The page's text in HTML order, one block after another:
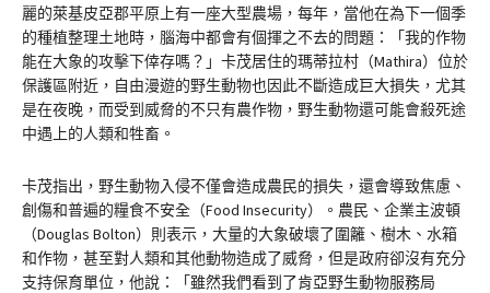
麗的萊基皮亞郡平原上有一座大型農場，每年，當他在為下一個季
的種植整理土地時，腦海中都會有個揮之不去的問題：「我的作物​​
能在大象的攻擊下倖存嗎？」卡茂居住的瑪蒂拉村（Mathira）位於
保護區附近，自由漫遊的野生動物也因此不斷造成巨大損失，尤其
是在夜晚，而受到威脅的不只有農作物，野生動物還可能會殺死途
中遇上的人類和牲畜。
卡茂指出，野生動物入侵不僅會造成農民的損失，還會導致焦慮、
創傷和普遍的糧食不安全（Food Insecurity）。農民、企業主波頓
（Douglas Bolton）則表示，大量的大象破壞了圍籬、樹木、水箱
和作物，甚至對人類和其他動物造成了威脅，但是政府卻沒有充分
支持保育單位，他說：「雖然我們看到了肯亞野生動物服務局